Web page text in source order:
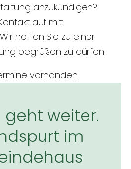
anzukündigen?
auf mit:
hoffen Sie zu einer
begrüßen zu dürfen.
vorhanden.
geht weiter.
im